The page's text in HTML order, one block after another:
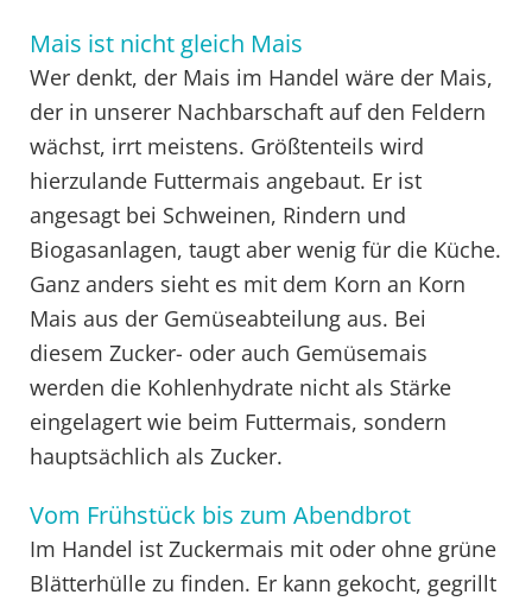
Mais ist nicht gleich Mais
Wer denkt, der Mais im Handel wäre der Mais,
der in unserer Nachbarschaft auf den Feldern
wächst, irrt meistens. Größtenteils wird
hierzulande Futtermais angebaut. Er ist
angesagt bei Schweinen, Rindern und
Biogasanlagen, taugt aber wenig für die Küche.
Ganz anders sieht es mit dem Korn an Korn
Mais aus der Gemüseabteilung aus. Bei
diesem Zucker- oder auch Gemüsemais
werden die Kohlenhydrate nicht als Stärke
eingelagert wie beim Futtermais, sondern
hauptsächlich als Zucker.
Vom Frühstück bis zum Abendbrot
Im Handel ist Zuckermais mit oder ohne grüne
Blätterhülle zu finden. Er kann gekocht, gegrillt